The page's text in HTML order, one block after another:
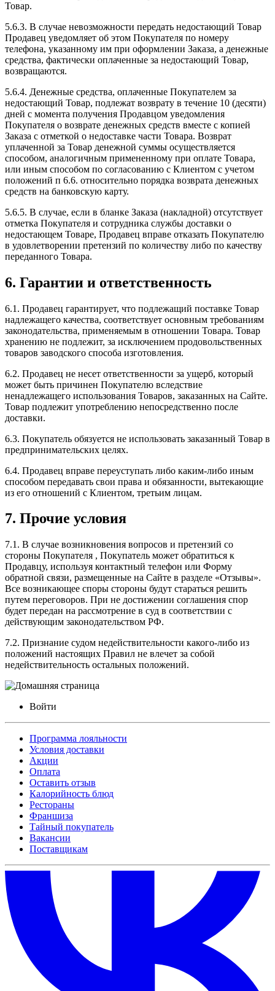
Товар.
5.6.3. В случае невозможности передать недостающий Товар
Продавец уведомляет об этом Покупателя по номеру
телефона, указанному им при оформлении Заказа, а денежные
средства, фактически оплаченные за недостающий Товар,
возвращаются.
5.6.4. Денежные средства, оплаченные Покупателем за
недостающий Товар, подлежат возврату в течение 10 (десяти)
дней с момента получения Продавцом уведомления
Покупателя о возврате денежных средств вместе с копией
Заказа с отметкой о недоставке части Товара. Возврат
уплаченной за Товар денежной суммы осуществляется
способом, аналогичным примененному при оплате Товара,
или иным способом по согласованию с Клиентом с учетом
положений п 6.6. относительно порядка возврата денежных
средств на банковскую карту.
5.6.5. В случае, если в бланке Заказа (накладной) отсутствует
отметка Покупателя и сотрудника службы доставки о
недостающем Товаре, Продавец вправе отказать Покупателю
в удовлетворении претензий по количеству либо по качеству
переданного Товара.
6. Гарантии и ответственность
6.1. Продавец гарантирует, что подлежащий поставке Товар
надлежащего качества, соответствует основным требованиям
законодательства, применяемым в отношении Товара. Товар
хранению не подлежит, за исключением продовольственных
товаров заводского способа изготовления.
6.2. Продавец не несет ответственности за ущерб, который
может быть причинен Покупателю вследствие
ненадлежащего использования Товаров, заказанных на Сайте.
Товар подлежит употреблению непосредственно после
доставки.
6.3. Покупатель обязуется не использовать заказанный Товар в
предпринимательских целях.
6.4. Продавец вправе переуступать либо каким-либо иным
способом передавать свои права и обязанности, вытекающие
из его отношений с Клиентом, третьим лицам.
7. Прочие условия
7.1. В случае возникновения вопросов и претензий со
стороны Покупателя , Покупатель может обратиться к
Продавцу, используя контактный телефон или Форму
обратной связи, размещенные на Сайте в разделе «Отзывы».
Все возникающее споры стороны будут стараться решить
путем переговоров. При не достижении соглашения спор
будет передан на рассмотрение в суд в соответствии с
действующим законодательством РФ.
7.2. Признание судом недействительности какого-либо из
положений настоящих Правил не влечет за собой
недействительность остальных положений.
Войти
Программа лояльности
Условия доставки
Акции
Оплата
Оставить отзыв
Калорийность блюд
Рестораны
Франшиза
Тайный покупатель
Вакансии
Поставщикам